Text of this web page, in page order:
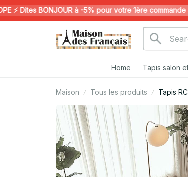
Dites BONJOUR à -5% pour votre 1ère commande ! ⚡️
Home Tapis salon
Maison Tous les produits Tapis